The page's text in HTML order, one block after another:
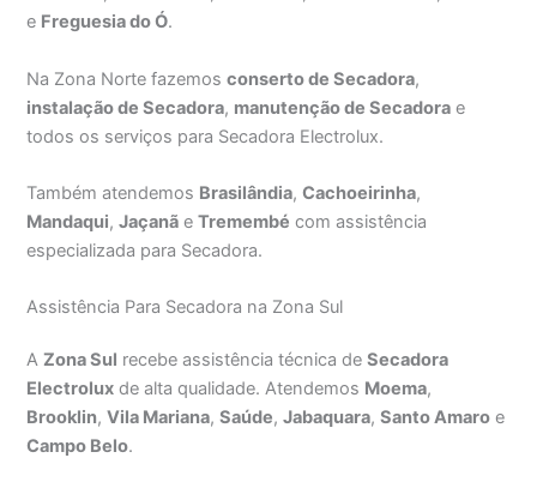
e Freguesia do Ó.
Na Zona Norte fazemosconserto de Secadora,
instalação de Secadora, manutenção de Secadora e
todos os serviços para Secadora Electrolux.
Também atendemos Brasilândia,Cachoeirinha,
Mandaqui,Jaçanã eTremembé com assistência
especializada para Secadora.
Assistência Para Secadora na Zona Sul
AZona Sul recebe assistência técnica deSecadora
Electrolux de alta qualidade. Atendemos Moema,
Brooklin,Vila Mariana,Saúde,Jabaquara,Santo Amaro e
Campo Belo.